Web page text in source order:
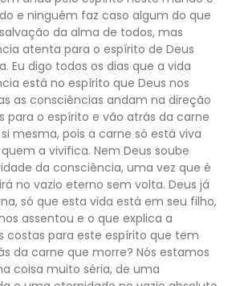
e ninguém faz caso algum do que
da alma de todos, mas
atenta para o espírito de Deus
Eu digo todos os dias que a vida
está no espírito que Deus nos
as consciências andam na direção
para o espírito e vão atrás da carne
mesma, pois a carne só está viva
a vivifica. Nem Deus soube
da consciência, uma vez que é
no vazio eterno sem volta. Deus já
só que esta vida está em seu filho,
assentou e o que explica a
costas para este espírito que tem
da carne que morre? Nós estamos
coisa muito séria, de uma